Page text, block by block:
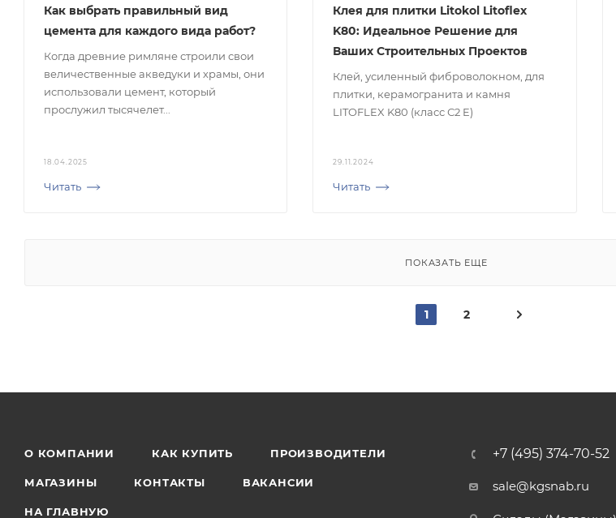
18.04.2025
Читать
Как выбрать правильный вид
цемента для каждого вида работ?
Когда древние римляне строили свои
величественные акведуки и храмы, они
использовали цемент, который
прослужил тысячелет...
29.11.2024
Читать
Клея для плитки Litokol Litoflex
K80: Идеальное Решение для
Ваших Строительных Проектов
Клей, усиленный фиброволокном, для
плитки, керамогранита и камня
LITOFLEX K80 (класс С2 E)
ПОКАЗАТЬ ЕЩЕ
1 2
О КОМПАНИИ КАК КУПИТЬ ПРОИЗВОДИТЕЛИ
МАГАЗИНЫ КОНТАКТЫ ВАКАНСИИ
НА ГЛАВНУЮ
+7 (495) 374-70-52
sale@kgsnab.ru